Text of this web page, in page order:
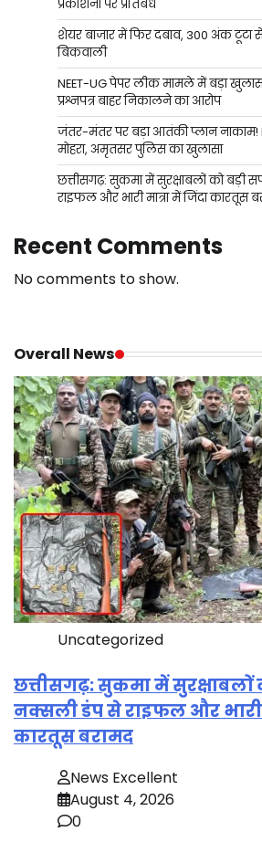
प्रकाशनों पर प्रतिबंध
शेयर बाजार में फिर दबाव, 300 अंक टूटा
बिकवाली
NEET-UG पेपर लीक मामले में बड़ा
प्रश्नपत्र बाहर निकालने का आरोप
जंतर-मंतर पर बड़ा आतंकी प्लान नाकाम!
मोहरा, अमृतसर पुलिस का खुलासा
छत्तीसगढ़: सुकमा में सुरक्षाबलों को
राइफल और भारी मात्रा में जिंदा कारतूस
Recent Comments
No comments to show.
Overall News
Uncategorized
छत्तीसगढ़: सुकमा में
नक्सली डंप से राइफल और भारी
कारतूस बरामद
News Excellent
August 4, 2026
0